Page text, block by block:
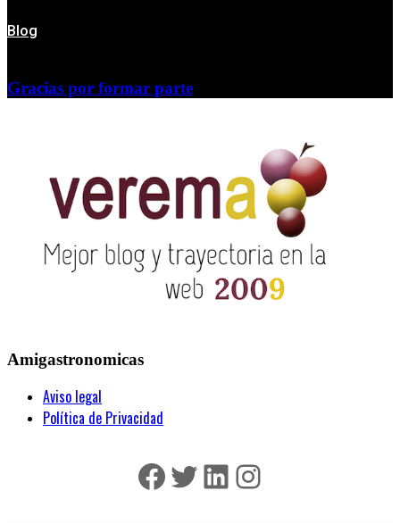
Blog
Gracias por formar parte
Amigastronomicas
Aviso legal
Política de Privacidad
Facebook
Twitter
LinkedIn
Instagram